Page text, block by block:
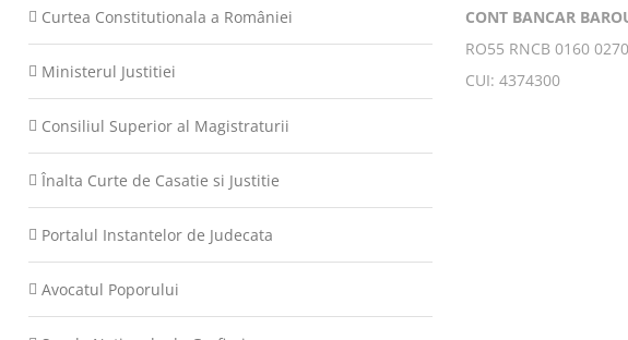
Curtea Constitutionala a României
Ministerul Justitiei
Consiliul Superior al Magistraturii
Înalta Curte de Casatie si Justitie
Portalul Instantelor de Judecata
Avocatul Poporului
CONT BANCAR
RO55 RNCB 0160
CUI: 4374300